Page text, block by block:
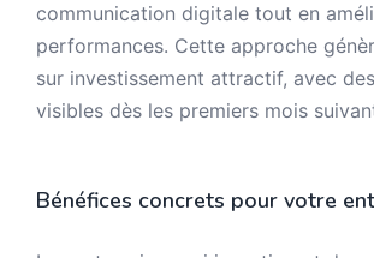
communication digitale tout en
performances. Cette approche
sur investissement attractif, avec
visibles dès les premiers mois
Bénéfices concrets pour votre